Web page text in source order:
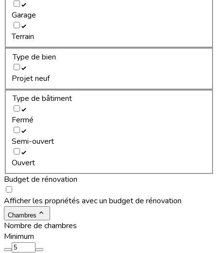
Garage
Terrain
Type de bien
Projet neuf
Type de bâtiment
Fermé
Semi-ouvert
Ouvert
Budget de rénovation
Afficher les propriétés avec un budget de rénovation
Chambres
Nombre de chambres
Minimum